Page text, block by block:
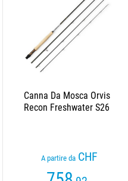
Canna Da Mosca Orvis
Recon Freshwater S26
A partire da CHF